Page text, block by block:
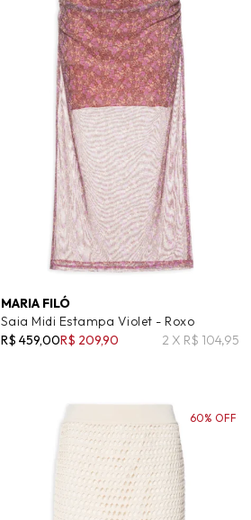
MARIA FILÓ
Saia Midi Estampa Violet - Roxo
R$ 459,00R$ 209,90 2 X R$ 104,95
60% OFF